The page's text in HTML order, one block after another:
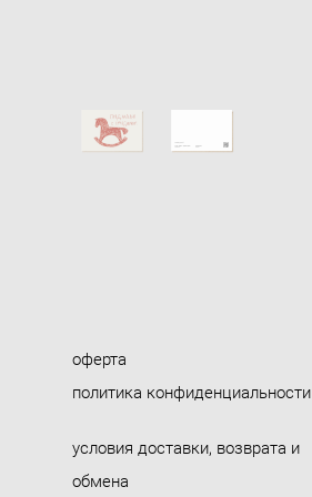
оферта
политика конфиденциальности
условия доставки, возврата и
обмена